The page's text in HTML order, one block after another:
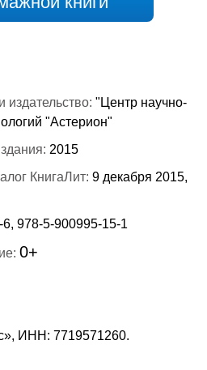
издательство:"Центр научно-
"Астерион"
2015
КнигаЛит:9 декабря 2015,
978-5-900995-15-1
0+
ИНН: 7719571260.